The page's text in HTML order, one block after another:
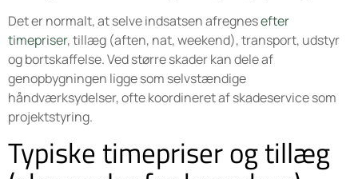
Det er normalt, at selve indsatsen afregnesefter
timepriser, tillæg (aften, nat, weekend), transport, udstyr
og bortskaffelse. Ved større skader kan dele af
genopbygningen ligge som selvstændige
håndværksydelser, ofte koordineret af skadeservice som
projektstyring.
Typiske timepriser og tillæg